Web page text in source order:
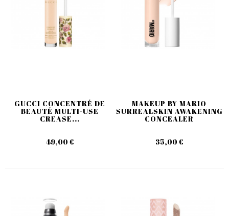
GUCCI CONCENTRÉ DE
BEAUTÉ MULTI-USE
CREASE...
49,00 €
MAKEUP BY MARIO
SURREALSKIN AWAKENING
CONCEALER
35,00 €